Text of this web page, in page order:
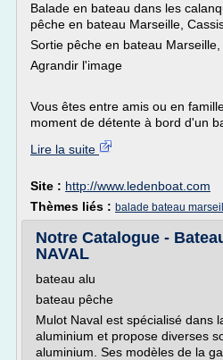
Balade en bateau dans les
pêche en bateau Marseille,
Sortie pêche en bateau Marseille,
Agrandir l'image
Vous êtes entre amis ou en
moment de détente à bord d'un
Lire la suite
Site : http://www.ledenboat.com
Thèmes liés : balade bateau
Notre Catalogue -
NAVAL
bateau alu
bateau pêche
Mulot Naval est spécialisé dans
aluminium et propose diverses
aluminium. Ses modèles de la